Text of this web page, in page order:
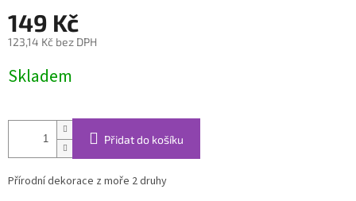
149 Kč
123,14 Kč bez DPH
cena:
Skladem
Přidat do košíku
Přírodní dekorace z moře 2 druhy